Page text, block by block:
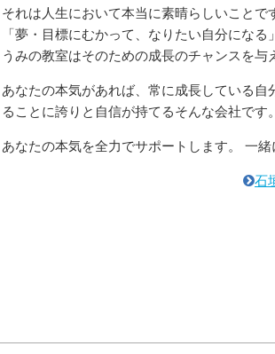
それは人生において本当に素晴らしいことで
「夢・目標にむかって、なりたい自分になる」
うみの教室はそのための成長のチャンスを与
あなたの本気があれば、常に成長している
ることに誇りと自信が持てるそんな会社です。
あなたの本気を全力でサポートします。 一
石